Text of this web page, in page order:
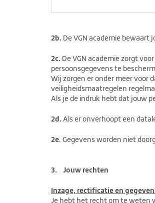
2b. De VGN academie bewaart
2c. De VGN academie zorgt
persoonsgegevens te
Wij zorgen er onder meer voor
veiligheidsmaatregelen
Als je de indruk hebt dat jouw
2d. Als er onverhoopt een
2e. Gegevens worden niet
3. Jouw rechten
Inzage, rectificatie en
Je hebt het recht om te weten